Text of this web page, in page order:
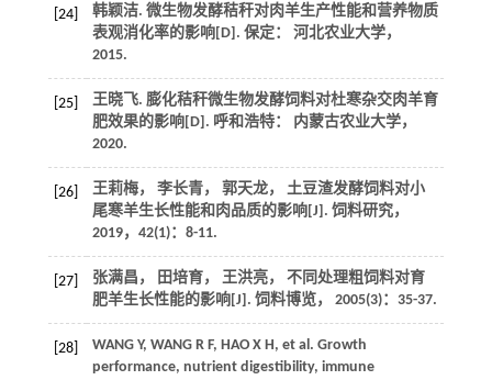
[24]
韩颖洁. 微生物发酵秸秆对肉羊生产性能和营养物质
表观消化率的影响[D]. 保定： 河北农业大学，
2015.
[25]
王晓飞. 膨化秸秆微生物发酵饲料对杜寒杂交肉羊育
肥效果的影响[D]. 呼和浩特： 内蒙古农业大学，
2020.
[26]
王莉梅， 李长青， 郭天龙， 土豆渣发酵饲料对小
尾寒羊生长性能和肉品质的影响[J]. 饲料研究，
2019， 42(1)：8-11.
[27]
张满昌， 田培育， 王洪亮， 不同处理粗饲料对育
肥羊生长性能的影响[J]. 饲料博览， 2005(3)：35-37.
[28] WANG Y, WANG R F, HAO X H, et al. Growth
performance, nutrient digestibility, immune